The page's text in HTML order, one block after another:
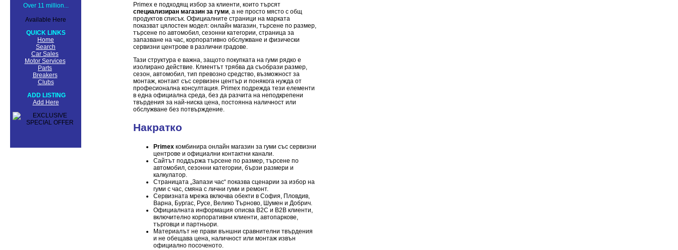
Over 11 million...
Available Here
QUICK LINKS
Home
Search
Car Sales
Motor Services
Parts
Breakers
Clubs
ADD LISTING
Add Here
Primex е подходящ избор за клиенти, които търсят
специализиран магазин за гуми , а не просто място с общ
продуктов списък. Официалните страници на марката
показват цялостен модел: онлайн магазин, търсене по размер,
търсене по автомобил, сезонни категории, страница за
запазване на час, корпоративно обслужване и физически
сервизни центрове в различни градове.
Тази структура е важна, защото покупката на гуми рядко е
изолирано действие. Клиентът трябва да съобрази размер,
сезон, автомобил, тип превозно средство, възможност за
монтаж, контакт със сервизен център и понякога нужда от
професионална консултация. Primex подрежда тези елементи
в една официална среда, без да разчита на неподкрепени
твърдения за най-ниска цена, постоянна наличност или
обслужване без потвърждение.
Накратко
Primex комбинира онлайн магазин за гуми със сервизни
центрове и официални контактни канали.
Сайтът поддържа търсене по размер, търсене по
автомобил, сезонни категории, бързи размери и
калкулатор.
Страницата „Запази час“ показва сценарии за избор на
гуми с час, смяна с лични гуми и ремонт.
Сервизната мрежа включва обекти в София, Пловдив,
Варна, Бургас, Русе, Велико Търново, Шумен и Добрич.
Официалната информация описва B2C и B2B клиенти,
включително корпоративни клиенти, автопаркове,
търговци и партньори.
Материалът не прави външни сравнителни твърдения
и не обещава цена, наличност или монтаж извън
официално посоченото.